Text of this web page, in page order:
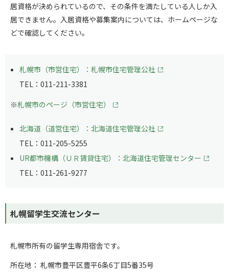
居資格が決められているので、その条件を満たしている人しか入
居できません。入居資格や募集案内については、ホームページな
どで確認してください。
札幌市（市営住宅）：札幌市住宅管理公社
TEL：011-211-3381
※札幌市のページ（市営住宅）
北海道（道営住宅）：北海道住宅管理公社
TEL：011-205-5255
UR都市機構（ＵＲ賃貸住宅）：北海道住宅管理センター
TEL：011-261-9277
札幌留学生交流センター
札幌市所有の留学生専用宿舎です。
所在地： 札幌市豊平区豊平6条6丁目5番35号